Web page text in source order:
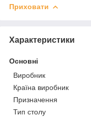
Приховати
Характеристики
Основні
Виробник
Країна виробник
Призначення
Тип столу